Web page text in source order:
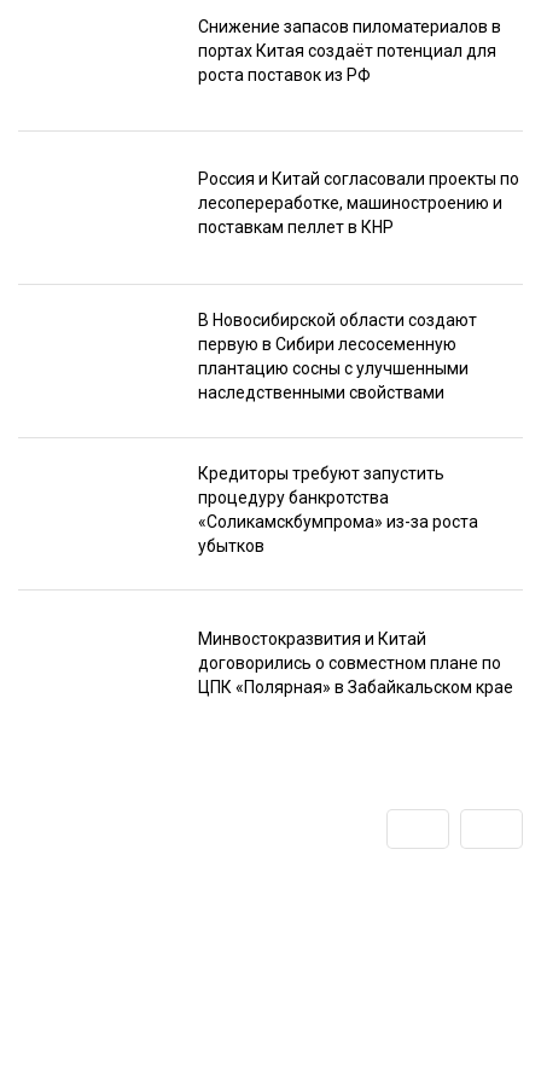
Снижение запасов пиломатериалов в
портах Китая создаёт потенциал для
роста поставок из РФ
Россия и Китай согласовали проекты по
лесопереработке, машиностроению и
поставкам пеллет в КНР
В Новосибирской области создают
первую в Сибири лесосеменную
плантацию сосны с улучшенными
наследственными свойствами
Кредиторы требуют запустить
процедуру банкротства
«Соликамскбумпрома» из-за роста
убытков
Минвостокразвития и Китай
договорились о совместном плане по
ЦПК «Полярная» в Забайкальском крае